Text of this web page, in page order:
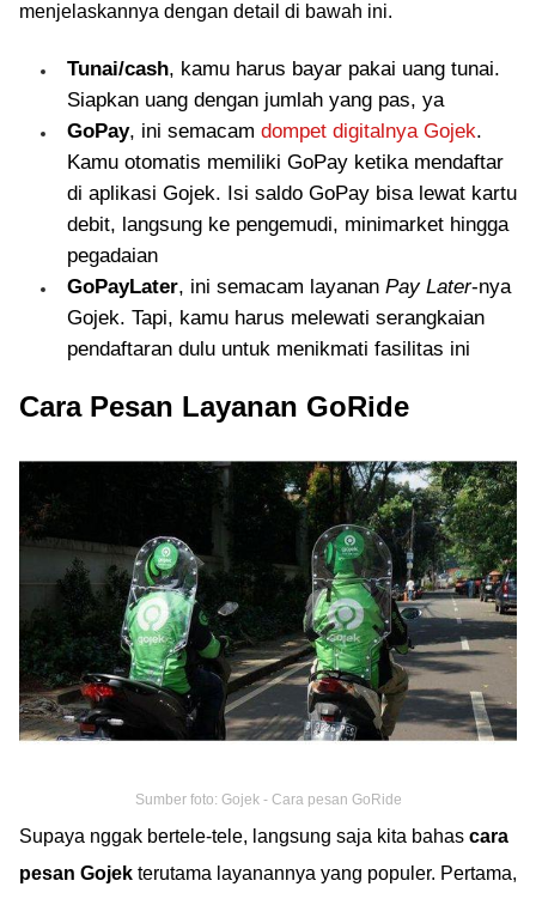
menjelaskannya dengan detail di bawah ini.
Tunai/cash, kamu harus bayar pakai uang tunai.
Siapkan uang dengan jumlah yang pas, ya
GoPay, ini semacam dompet digitalnya Gojek.
Kamu otomatis memiliki GoPay ketika mendaftar
di aplikasi Gojek. Isi saldo GoPay bisa lewat kartu
debit, langsung ke pengemudi, minimarket hingga
pegadaian
GoPayLater, ini semacam layanan Pay Later-nya
Gojek. Tapi, kamu harus melewati serangkaian
pendaftaran dulu untuk menikmati fasilitas ini
Cara Pesan Layanan GoRide
Sumber foto: Gojek - Cara pesan GoRide
Supaya nggak bertele-tele, langsung saja kita bahas cara
pesan Gojek terutama layanannya yang populer. Pertama,